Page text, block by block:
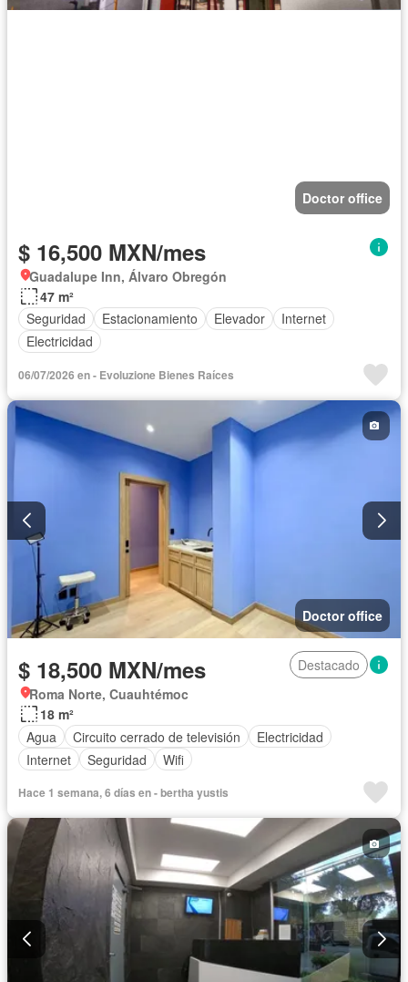
Doctor office
$ 16,500 MXN/mes
Guadalupe Inn, Álvaro Obregón
47 m²
Seguridad
Estacionamiento Elevador
Internet
Electricidad
06/07/2026 en - Evoluzione Bienes Raíces
Doctor office
$ 18,500 MXN/mes
Destacado
Roma Norte, Cuauhtémoc
18 m²
Agua
Circuito cerrado de televisión
Electricidad
Internet
Seguridad Wifi
Hace 1 semana, 6 días en - bertha yustis